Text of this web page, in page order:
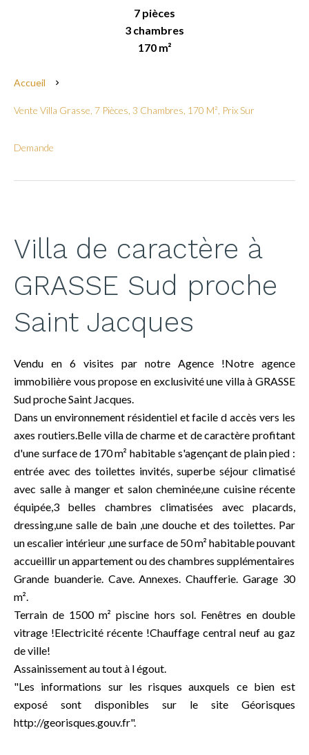
7 pièces
3 chambres
170 m²
Accueil
Vente Villa Grasse, 7 Pièces, 3 Chambres, 170 M², Prix Sur
Demande
Villa de caractère à
GRASSE Sud proche
Saint Jacques
Vendu en 6 visites par notre Agence !Notre agence
immobilière vous propose en exclusivité une villa à GRASSE
Sud proche Saint Jacques.
Dans un environnement résidentiel et facile d accès vers les
axes routiers.Belle villa de charme et de caractère profitant
d'une surface de 170 m² habitable s'agençant de plain pied :
entrée avec des toilettes invités, superbe séjour climatisé
avec salle à manger et salon cheminée,une cuisine récente
équipée,3 belles chambres climatisées avec placards,
dressing,une salle de bain ,une douche et des toilettes. Par
un escalier intérieur ,une surface de 50 m² habitable pouvant
accueillir un appartement ou des chambres supplémentaires
Grande buanderie. Cave. Annexes. Chaufferie. Garage 30
m².
Terrain de 1500 m² piscine hors sol. Fenêtres en double
vitrage !Electricité récente !Chauffage central neuf au gaz
de ville!
Assainissement au tout à l égout.
"Les informations sur les risques auxquels ce bien est
exposé sont disponibles sur le site Géorisques
http://georisques.gouv.fr".